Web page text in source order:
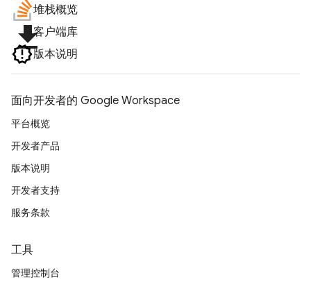
堆栈概览
file_download客户端库
版本说明
面向开发者的 Google Workspace
平台概览
开发者产品
版本说明
开发者支持
服务条款
工具
管理控制台